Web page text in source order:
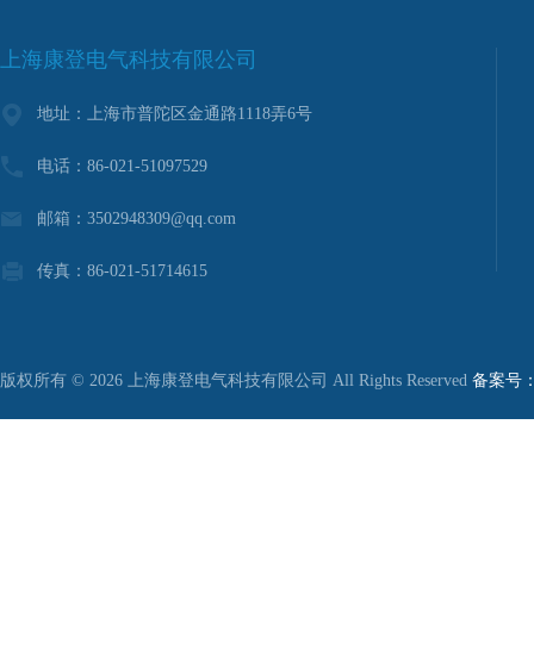
上海康登电气科技有限公司
地址：上海市普陀区金通路1118弄6号
电话：86-021-51097529
邮箱：3502948309@qq.com
传真：86-021-51714615
版权所有 © 2026 上海康登电气科技有限公司 All Rights Reserved 备案号